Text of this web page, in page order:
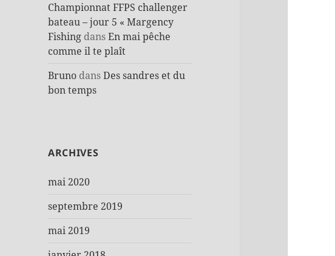
Championnat FFPS challenger
bateau – jour 5 « Margency
Fishing dansEn mai pêche
comme il te plaît
Bruno dansDes sandres et du
bon temps
ARCHIVES
mai 2020
septembre 2019
mai 2019